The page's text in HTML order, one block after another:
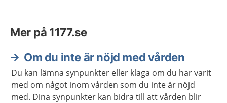
Mer på 1177.se
Om du inte är nöjd med vården
Du kan lämna synpunkter eller klaga om du har varit
med om något inom vården som du inte är nöjd
med. Dina synpunkter kan bidra till att vården blir